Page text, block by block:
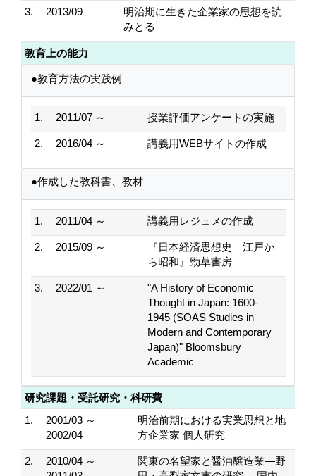
3. 2013/09
明治期に生きた企業家の思想を読
みとる
教育上の能力
●教育方法の実践例
1. 2011/07 ～ 授業評価アンケートの実施
2. 2016/04 ～ 講義用WEBサイトの作成
●作成した教科書、教材
1. 2011/04 ～ 講義用レジュメの作成
2. 2015/09 ～
『日本経済思想史 江戸か
ら昭和』勁草書房
3. 2022/01 ～
"A History of Economic
Thought in Japan: 1600-
1945 (SOAS Studies in
Modern and Contemporary
Japan)" Bloomsbury
Academic
研究課題・受託研究・科研費
1.
2001/03 ～
2002/04
明治前期における実業思想と地
方企業家 個人研究
2.
2010/04 ～
関東の名望家と醤油醸造業―野